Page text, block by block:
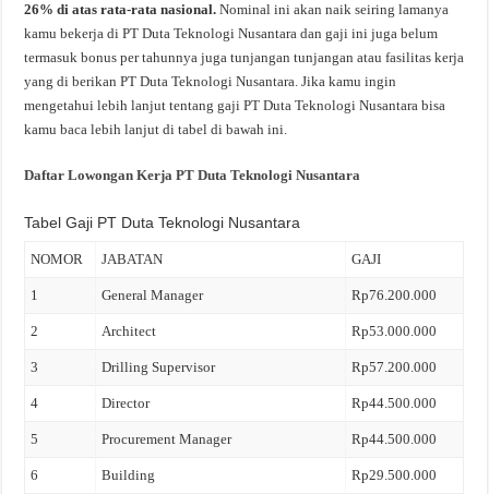
26% di atas rata-rata nasional.Nominal ini akan naik seiring lamanya
kamu bekerja di PT Duta Teknologi Nusantara dan gaji ini juga belum
termasuk bonus per tahunnya juga tunjangan tunjangan atau fasilitas kerja
yang di berikan PT Duta Teknologi Nusantara. Jika kamu ingin
mengetahui lebih lanjut tentang gaji PT Duta Teknologi Nusantara bisa
kamu baca lebih lanjut di tabel di bawah ini.
Daftar Lowongan Kerja PT Duta Teknologi Nusantara
Tabel Gaji PT Duta Teknologi Nusantara
NOMOR JABATAN GAJI
1 General Manager Rp76.200.000
2 Architect Rp53.000.000
3 Drilling Supervisor Rp57.200.000
4 Director Rp44.500.000
5 Procurement Manager Rp44.500.000
6 Building Rp29.500.000